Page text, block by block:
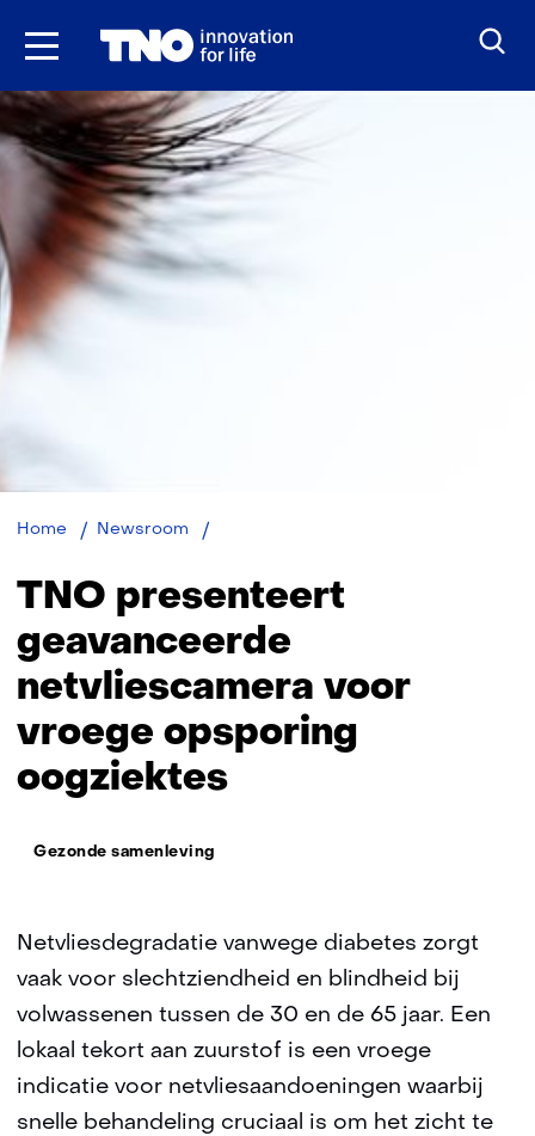
Ga
Home Newsroom
geavanceerde
netvliescamera
vroege
opsporing
oogziektes
TNO presenteert
geavanceerde
netvliescamera voor
vroege opsporing
oogziektes
Thema:
Gezonde samenleving
Netvliesdegradatie vanwege diabetes zorgt
vaak voor slechtziendheid en blindheid bij
volwassenen tussen de 30 en de 65 jaar. Een
lokaal tekort aan zuurstof is een vroege
indicatie voor netvliesaandoeningen waarbij
snelle behandeling cruciaal is om het zicht te